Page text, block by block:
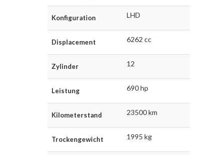
Konfiguration LHD
Displacement 6262 cc
Zylinder 12
Leistung 690 hp
Kilometerstand 23500 km
Trockengewicht 1995 kg